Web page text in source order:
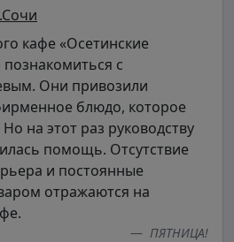
кафе «Осетинские
с
Они привозили
блюдо, которое
на этот раз руководству
помощь. Отсутствие
и постоянные
отражаются на
ПЯТНИЦА!